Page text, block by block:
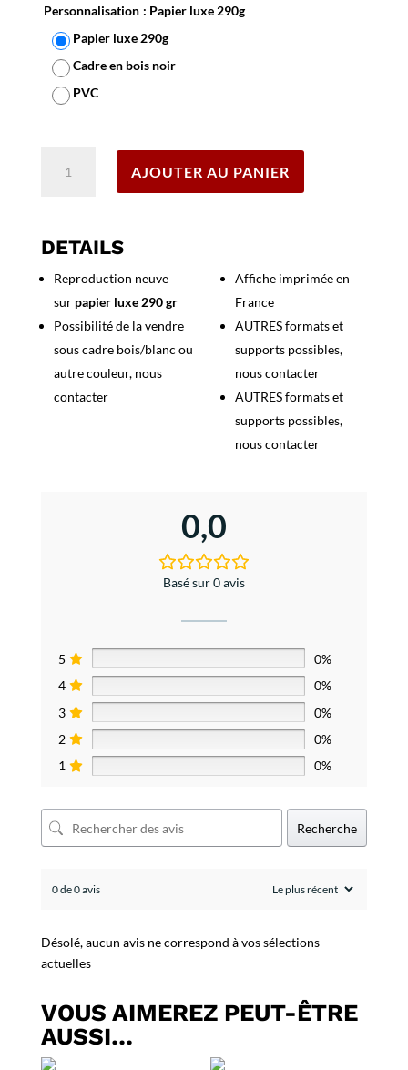
Personnalisation : Papier luxe 290g
Papier luxe 290g
Cadre en bois noir
PVC
Adelboden
AJOUTER AU PANIER
DETAILS
Reproduction neuve
sur papier luxe 290 gr
Possibilité de la vendre
sous cadre bois/blanc ou
autre couleur, nous
contacter
Affiche imprimée en
France
AUTRES formats et
supports possibles,
nous contacter
AUTRES formats et
supports possibles,
nous contacter
0,0
Basé sur 0 avis
5
0%
4
0%
3
0%
2
0%
1
0%
Recherche
0 de 0 avis
Désolé, aucun avis ne correspond à vos sélections
actuelles
VOUS AIMEREZ PEUT-ÊTRE
AUSSI…